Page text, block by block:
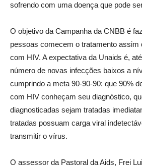
sofrendo com uma doença que pode
O objetivo da Campanha da CNBB é
pessoas comecem o tratamento assim
com HIV. A expectativa da Unaids é,
número de novas infecções baixos a
cumprindo a meta 90-90-90: que 90%
com HIV conheçam seu diagnóstico,
diagnosticadas sejam tratadas
tratadas possuam carga viral
transmitir o vírus.
O assessor da Pastoral da Aids, Frei